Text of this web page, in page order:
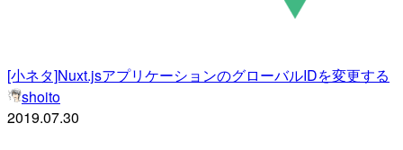
[小ネタ]Nuxt.jsアプリケーションのグローバルIDを変更する
shoito
2019.07.30